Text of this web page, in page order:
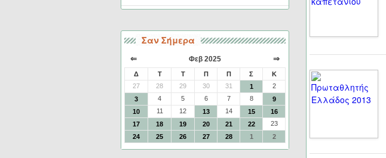
Σαν Σήμερα
⇐ Φεβ 2025 ⇒
Δ Τ Τ Π Π Σ
Κ
27
28 29 30 31 1
2
3
4 5 6 7 8
9
10
11 12 13 14 15
16
17
18 19 20 21 22
23
24
25 26 27 28 1 2